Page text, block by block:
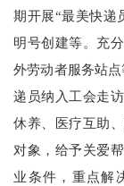
期开展“最美快递
明号创建等。充
外劳动者服务站
递员纳入工会走
休养、医疗互助
对象，给予关爱
业条件，重点解